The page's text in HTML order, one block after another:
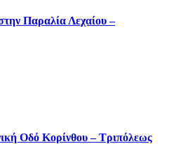
Παραλία Λεχαίου –
Oδό Κορίνθου – Τριπόλεως